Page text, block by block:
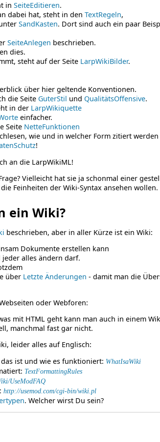
in SeiteEditieren.
dabei hat, steht in den TextRegeln,
SandKasten. Dort sind auch ein paar
SeiteAnlegen beschrieben.
dies.
steht auf der Seite LarpWikiBilder.
über hier geltende Konventionen.
die Seite GuterStil und QualitätsOffensive.
in der LarpWikiquette
einfacher.
Seite NetteFunktionen
wie und in welcher Form zitiert
!
an die LarpWikiML!
Vielleicht hat sie ja schonmal einer
Feinheiten der Wiki-Syntax ansehen wollen.
ein Wiki?
beschrieben, aber in aller Kürze ist ein Wiki:
Dokumente erstellen kann
jeder alles ändern darf.
über Letzte Änderungen - damit man die
oder Webforen:
mit HTML geht kann man auch in einem
manchmal fast gar nicht.
leider alles auf Englisch:
ist und wie es funktioniert: WhatIsaWiki
TextFormattingRules
UseModFAQ
http://usemod.com/cgi-bin/wiki.pl
. Welcher wirst Du sein?